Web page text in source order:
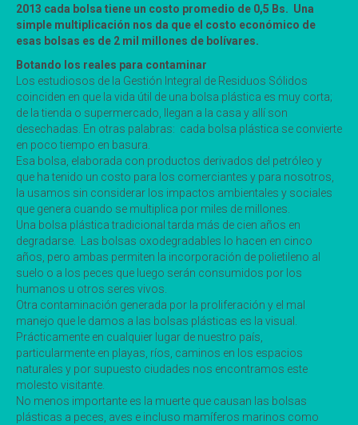
2013 cada bolsa tiene un costo promedio de 0,5 Bs. Una
simple multiplicación nos da que el costo económico de
esas bolsas es de 2 mil millones de bolívares.
Botando los reales para contaminar
Los estudiosos de la Gestión Integral de Residuos Sólidos
coinciden en que la vida útil de una bolsa plástica es muy corta;
de la tienda o supermercado, llegan a la casa y allí son
desechadas. En otras palabras: cada bolsa plástica se convierte
en poco tiempo en basura.
Esa bolsa, elaborada con productos derivados del petróleo y
que ha tenido un costo para los comerciantes y para nosotros,
la usamos sin considerar los impactos ambientales y sociales
que genera cuando se multiplica por miles de millones.
Una bolsa plástica tradicional tarda más de cien años en
degradarse. Las bolsas oxodegradables lo hacen en cinco
años, pero ambas permiten la incorporación de polietileno al
suelo o a los peces que luego serán consumidos por los
humanos u otros seres vivos.
Otra contaminación generada por la proliferación y el mal
manejo que le damos a las bolsas plásticas es la visual.
Prácticamente en cualquier lugar de nuestro país,
particularmente en playas, ríos, caminos en los espacios
naturales y por supuesto ciudades nos encontramos este
molesto visitante.
No menos importante es la muerte que causan las bolsas
plásticas a peces, aves e incluso mamíferos marinos como